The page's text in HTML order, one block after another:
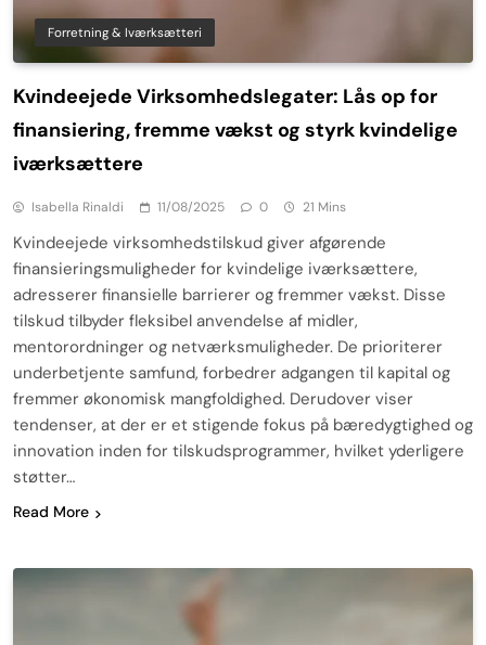
Forretning & Iværksætteri
Kvindeejede Virksomhedslegater: Lås op for
finansiering, fremme vækst og styrk kvindelige
iværksættere
Isabella Rinaldi 11/08/2025 0 21 Mins
Kvindeejede virksomhedstilskud giver afgørende
finansieringsmuligheder for kvindelige iværksættere,
adresserer finansielle barrierer og fremmer vækst. Disse
tilskud tilbyder fleksibel anvendelse af midler,
mentorordninger og netværksmuligheder. De prioriterer
underbetjente samfund, forbedrer adgangen til kapital og
fremmer økonomisk mangfoldighed. Derudover viser
tendenser, at der er et stigende fokus på bæredygtighed og
innovation inden for tilskudsprogrammer, hvilket yderligere
støtter…
Read More